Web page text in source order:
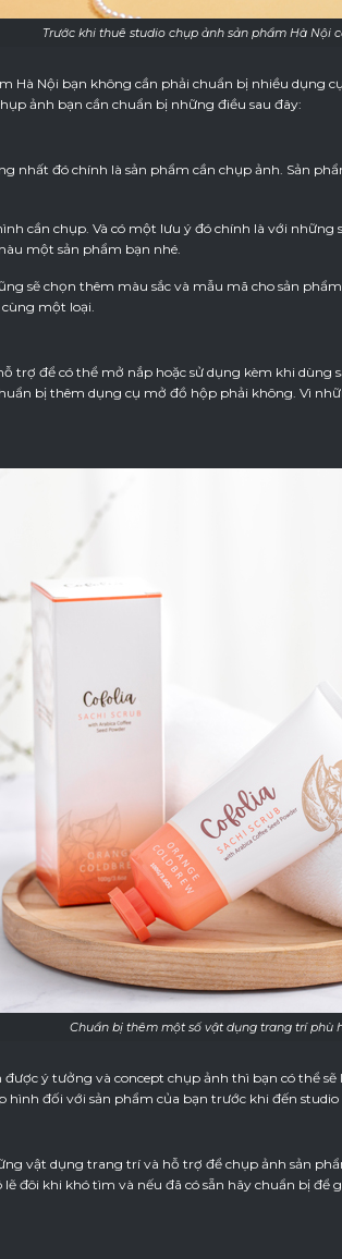
Trước khi thuê studio chụp ảnh sản phẩm Hà Nội
Hà Nội bạn không cần phải chuẩn bị nhiều dụng
ảnh bạn cần chuẩn bị những điều sau đây:
nhất đó chính là sản phẩm cần chụp ảnh. Sản
cần chụp. Và có một lưu ý đó chính là với
một sản phẩm bạn nhé.
sẽ chọn thêm màu sắc và mẫu mã cho sản
một loại.
trợ để có thể mở nắp hoặc sử dụng kèm khi dùng
bị thêm dụng cụ mở đồ hộp phải không. Vì
Chuẩn bị thêm một số vật dụng trang trí phù
ý tưởng và concept chụp ảnh thì bạn có thể
hình đối với sản phẩm của bạn trước khi đến studio
vật dụng trang trí và hỗ trợ để chụp ảnh sản
đôi khi khó tìm và nếu đã có sẵn hãy chuẩn bị để